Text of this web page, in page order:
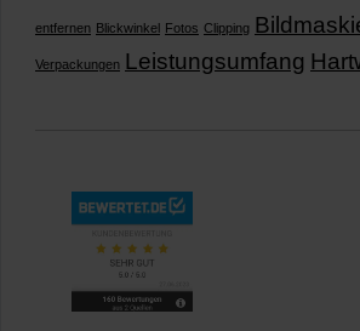
entfernen Blickwinkel Fotos Clipping
Verpackungen Leistungsumfang